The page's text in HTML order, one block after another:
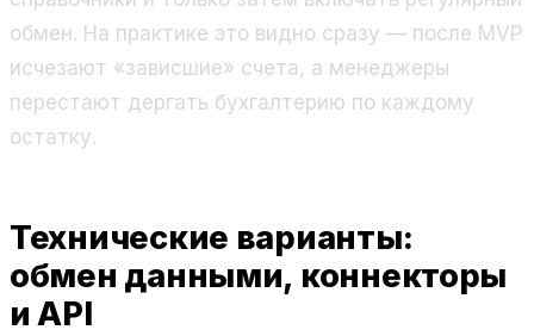
обмен. На практике это видно сразу — после MVP
исчезают «зависшие» счета, а менеджеры
перестают дергать бухгалтерию по каждому
остатку.
Технические варианты:
обмен данными, коннекторы
и API